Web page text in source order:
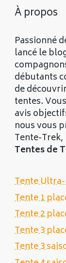
À propos
Passionné
lancé le
débutants
de
tentes.
avis
nous vous
Tente-
Tentes de
Tente
Tente 1
Tente 2
Tente 3
Tente 3